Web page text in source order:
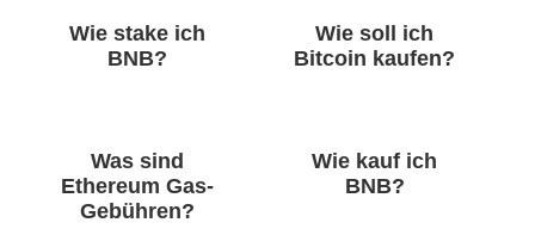
Wie stake ich
BNB?
Wie soll ich
Bitcoin kaufen?
Was sind
Ethereum Gas-
Gebühren?
Wie kauf ich
BNB?